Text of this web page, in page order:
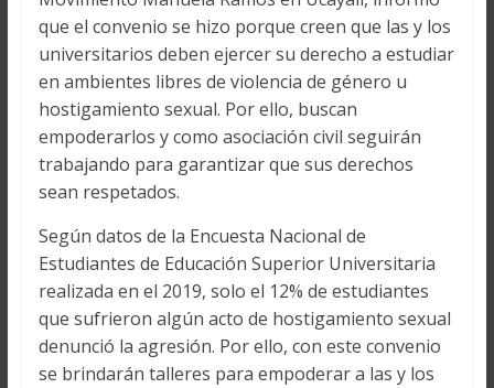
que el convenio se hizo porque creen que las y los
universitarios deben ejercer su derecho a estudiar
en ambientes libres de violencia de género u
hostigamiento sexual. Por ello, buscan
empoderarlos y como asociación civil seguirán
trabajando para garantizar que sus derechos
sean respetados.
Según datos de la Encuesta Nacional de
Estudiantes de Educación Superior Universitaria
realizada en el 2019, solo el 12% de estudiantes
que sufrieron algún acto de hostigamiento sexual
denunció la agresión. Por ello, con este convenio
se brindarán talleres para empoderar a las y los